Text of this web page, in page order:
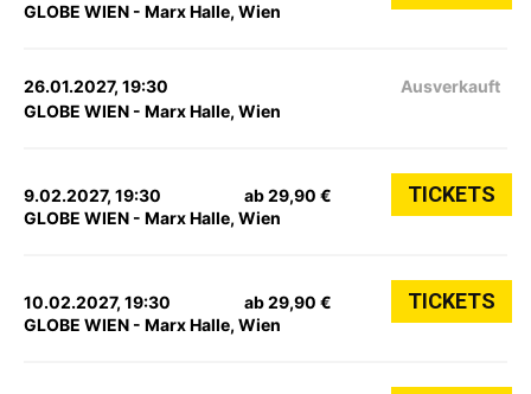
GLOBE WIEN - Marx Halle, Wien
26.01.2027, 19:30
GLOBE WIEN - Marx Halle, Wien
Ausverkauft
9.02.2027, 19:30
GLOBE WIEN - Marx Halle, Wien
ab 29,90 € TICKETS
10.02.2027, 19:30
GLOBE WIEN - Marx Halle, Wien
ab 29,90 € TICKETS